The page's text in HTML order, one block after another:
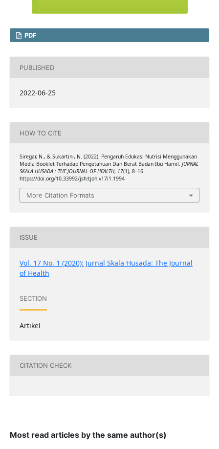
PDF
PUBLISHED
2022-06-25
HOW TO CITE
Siregar, N., & Sukartini, N. (2022). Pengaruh Edukasi Nutrisi Menggunakan
Media Booklet Terhadap Pengetahuan Dan Berat Badan Ibu Hamil. JURNAL
SKALA HUSADA : THE JOURNAL OF HEALTH, 17(1), 8–16.
https://doi.org/10.33992/jsh:tjoh.v17i1.1994
More Citation Formats
ISSUE
Vol. 17 No. 1 (2020): Jurnal Skala Husada: The Journal
of Health
SECTION
Artikel
CITATION CHECK
Most read articles by the same author(s)